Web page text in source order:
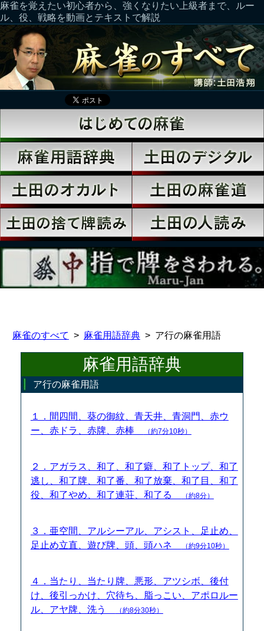
麻雀を覚えたい初心者から、強くなりたい上級者まで、ルー
ル、役、戦略を動画とテキストで解説
麻雀のすべて 麻雀用語辞典 ア行の麻雀用語
麻雀用語辞典
ア行の麻雀用語
１．間四間、葵の御紋、青天井、青洞門、赤ウ
ー、赤ドラ、赤牌、赤棒
（約7分10秒）
２．アガラス、和了、和了癖、和了トップ、和了
逃し、和了牌、和了番、和了放棄、和了目、和了
役、和了やめ、和了連荘、和了る
（約8分）
３．亜空間、アルシーアル、アシスト、足止め、
足止め立直、遊び牌、頭、頭ハネ
（約9分10秒）
４．当たり、当たり牌、悪形、アツシボ、後付
け、後引っかけ、穴待ち、脂っこい、アポロルー
ル、アヤ牌、洗う
（約8分30秒）